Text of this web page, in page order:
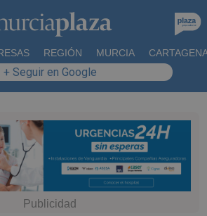
REGIÓN MURCIA
+ Seguir en Google